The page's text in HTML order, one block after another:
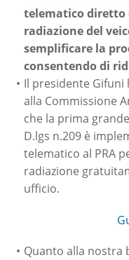
telematico diretto
radiazione del
semplificare la
consentendo di
Il presidente Gifuni
alla Commissione
che la prima
D.lgs n.209 è
telematico al PRA
radiazione
ufficio.
Quanto alla nostra